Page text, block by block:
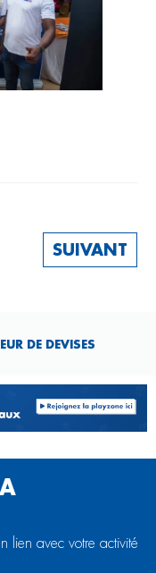
SUIVANT
DE DEVISES​
lien avec votre activité